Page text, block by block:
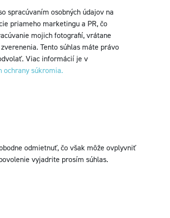
spracúvaním osobných údajov na
priameho marketingu a PR, čo
mojich fotografií, vrátane
Tento súhlas máte právo
Viac informácií je v
ochrany súkromia.
odmietnuť, čo však môže ovplyvniť
vyjadrite prosím súhlas.